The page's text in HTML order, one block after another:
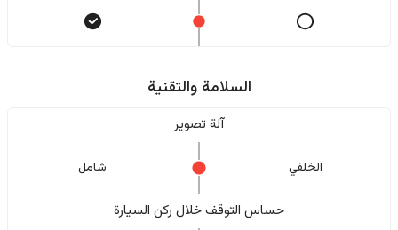
السلامة والتقنية
آلة تصوير
الخلفي شامل
حساس التوقف خلال ركن السيارة